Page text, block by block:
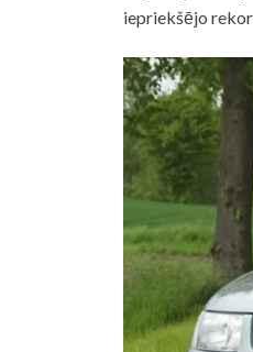
iepriekšējo